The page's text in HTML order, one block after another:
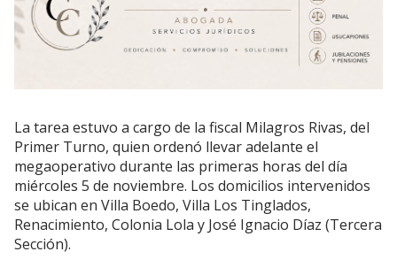
La tarea estuvo a cargo de la fiscal Milagros Rivas, del
Primer Turno, quien ordenó llevar adelante el
megaoperativo durante las primeras horas del día
miércoles 5 de noviembre. Los domicilios intervenidos
se ubican en Villa Boedo, Villa Los Tinglados,
Renacimiento, Colonia Lola y José Ignacio Díaz (Tercera
Sección).